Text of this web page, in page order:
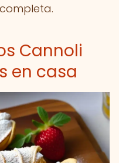
Cannoli
en casa